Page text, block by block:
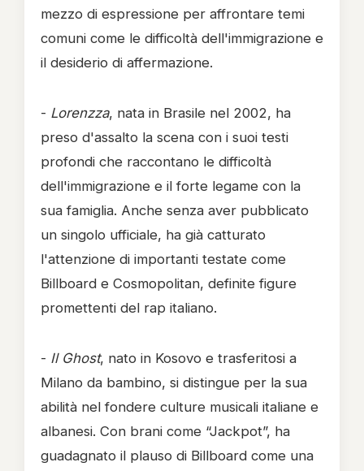
mezzo di espressione per affrontare temi
comuni come le difficoltà dell'immigrazione e
il desiderio di affermazione.
- Lorenzza, nata in Brasile nel 2002, ha
preso d'assalto la scena con i suoi testi
profondi che raccontano le difficoltà
dell'immigrazione e il forte legame con la
sua famiglia. Anche senza aver pubblicato
un singolo ufficiale, ha già catturato
l'attenzione di importanti testate come
Billboard e Cosmopolitan, definite figure
promettenti del rap italiano.
- Il Ghost, nato in Kosovo e trasferitosi a
Milano da bambino, si distingue per la sua
abilità nel fondere culture musicali italiane e
albanesi. Con brani come “Jackpot”, ha
guadagnato il plauso di Billboard come una